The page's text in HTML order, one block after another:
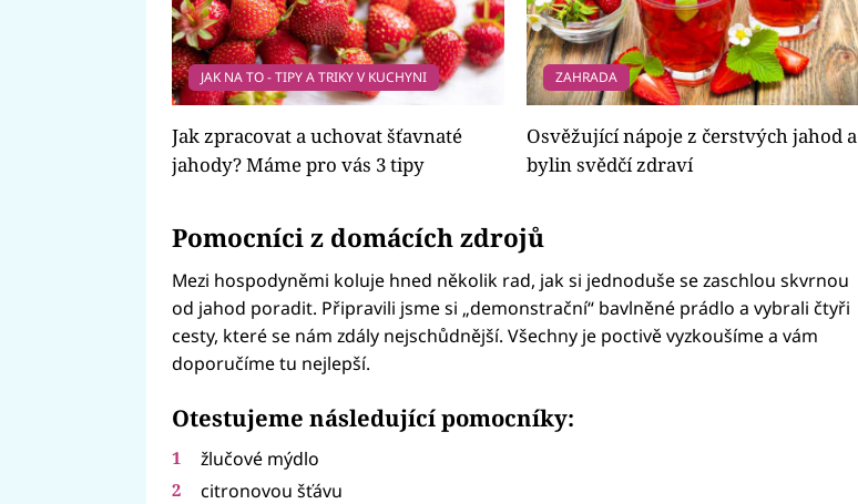
JAK NA TO - TIPY A TRIKY V KUCHYNI
Jak zpracovat a uchovat šťavnaté
jahody? Máme pro vás 3 tipy
ZAHRADA
Osvěžující nápoje z čerstvých jahod a
bylin svědčí zdraví
Pomocníci z domácích zdrojů
Mezi hospodyněmi koluje hned několik rad, jak si jednoduše se zaschlou skvrnou
od jahod poradit. Připravili jsme si „demonstrační“ bavlněné prádlo a vybrali čtyři
cesty, které se nám zdály nejschůdnější. Všechny je poctivě vyzkoušíme a vám
doporučíme tu nejlepší.
Otestujeme následující pomocníky:
žlučové mýdlo
citronovou šťávu